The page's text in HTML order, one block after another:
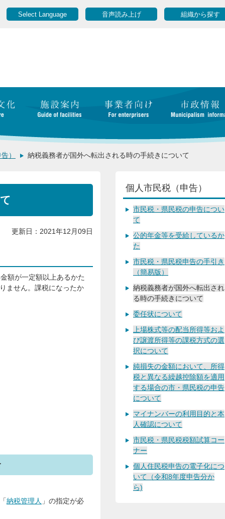
Select Language 音声読み上げ 組織から探す
） 納税義務者が国外へ転出される時の手続きについて
更新日：2021年12月09日
額が一定額以上あるかた
ません。課税になったか
納税管理人 」の指定が必
個人市民税（申告）
市民税・県民税の申告につい
て
公的年金等を受給しているか
た
市民税・県民税申告の手引き
（簡易版）
納税義務者が国外へ転出され
る時の手続きについて
委任状について
上場株式等の配当所得等およ
び譲渡所得等の課税方式の選
択について
純損失の金額において、所得
税と異なる繰越控除額を適用
する場合の市・県民税の申告
について
マイナンバーの利用目的と本
人確認について
市民税・県民税税額試算コー
ナー
個人住民税申告の電子化につ
いて（令和8年度申告分か
ら)